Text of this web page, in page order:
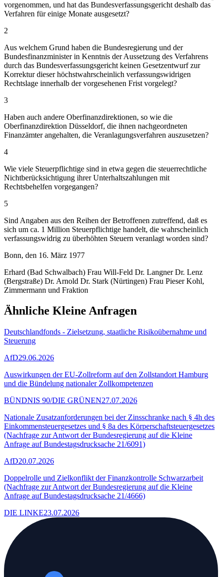
vorgenommen, und hat das Bundesverfassungsgericht deshalb das
Verfahren für einige Monate ausgesetzt?
2
Aus welchem Grund haben die Bundesregierung und der
Bundesfinanzminister in Kenntnis der Aussetzung des Verfahrens
durch das Bundesverfassungsgericht keinen Gesetzentwurf zur
Korrektur dieser höchstwahrscheinlich verfassungswidrigen
Rechtslage innerhalb der vorgesehenen Frist vorgelegt?
3
Haben auch andere Oberfinanzdirektionen, so wie die
Oberfinanzdirektion Düsseldorf, die ihnen nachgeordneten
Finanzämter angehalten, die Veranlagungsverfahren auszusetzen?
4
Wie viele Steuerpflichtige sind in etwa gegen die steuerrechtliche
Nichtberücksichtigung ihrer Unterhaltszahlungen mit
Rechtsbehelfen vorgegangen?
5
Sind Angaben aus den Reihen der Betroffenen zutreffend, daß es
sich um ca. 1 Million Steuerpflichtige handelt, die wahrscheinlich
verfassungswidrig zu überhöhten Steuern veranlagt worden sind?
Bonn, den 16. März 1977
Erhard (Bad Schwalbach) Frau Will-Feld Dr. Langner Dr. Lenz
(Bergstraße) Dr. Arnold Dr. Stark (Nürtingen) Frau Pieser Kohl,
Zimmermann und Fraktion
Ähnliche Kleine Anfragen
Deutschlandfonds - Zielsetzung, staatliche Risikoübernahme und
Steuerung
AfD29.06.2026
Auswirkungen der EU-Zollreform auf den Zollstandort Hamburg
und die Bündelung nationaler Zollkompetenzen
BÜNDNIS 90/DIE GRÜNEN27.07.2026
Nationale Zusatzanforderungen bei der Zinsschranke nach § 4h des
Einkommensteuergesetzes und § 8a des Körperschaftsteuergesetzes
(Nachfrage zur Antwort der Bundesregierung auf die Kleine
Anfrage auf Bundestagsdrucksache 21/6091)
AfD20.07.2026
Doppelrolle und Zielkonflikt der Finanzkontrolle Schwarzarbeit
(Nachfrage zur Antwort der Bundesregierung auf die Kleine
Anfrage auf Bundestagsdrucksache 21/4666)
DIE LINKE23.07.2026